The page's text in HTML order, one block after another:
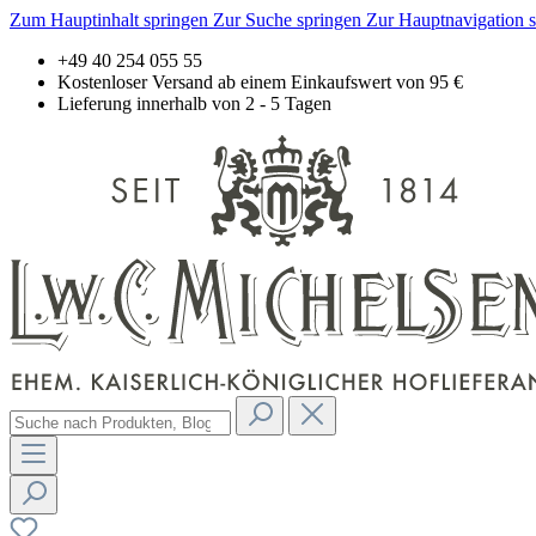
Zum Hauptinhalt springen Zur Suche springen Zur Hauptnavigation
+49 40 254 055 55
Kostenloser Versand ab einem Einkaufswert von 95 €
Lieferung innerhalb von 2 - 5 Tagen